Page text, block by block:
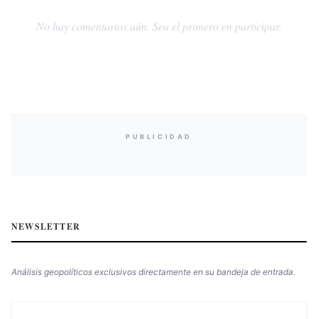
No hay comentarios aún. Sea el primero en participar.
PUBLICIDAD
NEWSLETTER
Análisis geopolíticos exclusivos directamente en su bandeja de entrada.